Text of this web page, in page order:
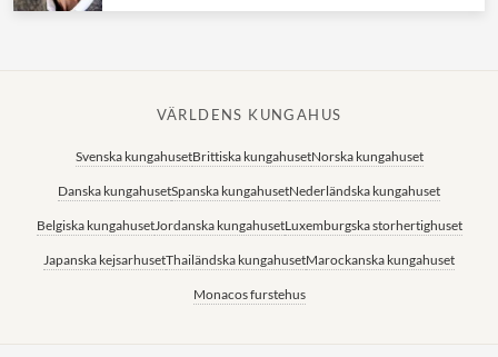
VÄRLDENS KUNGAHUS
Svenska kungahusetBrittiska kungahusetNorska kungahuset
Danska kungahusetSpanska kungahusetNederländska kungahuset
Belgiska kungahusetJordanska kungahusetLuxemburgska storhertighuset
Japanska kejsarhusetThailändska kungahusetMarockanska kungahuset
Monacos furstehus